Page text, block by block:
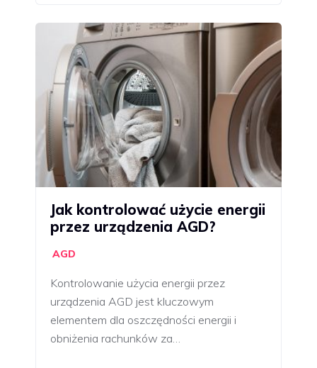
Jak kontrolować użycie energii
przez urządzenia AGD?
AGD
Kontrolowanie użycia energii przez
urządzenia AGD jest kluczowym
elementem dla oszczędności energii i
obniżenia rachunków za…